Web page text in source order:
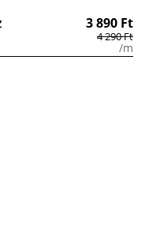
3 890 Ft
4 290Ft
/m